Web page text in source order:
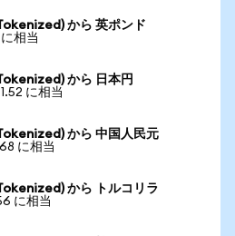
から 英ポンド
相当
から 日本円
に相当
から 中国人民元
に相当
から トルコリラ
に相当